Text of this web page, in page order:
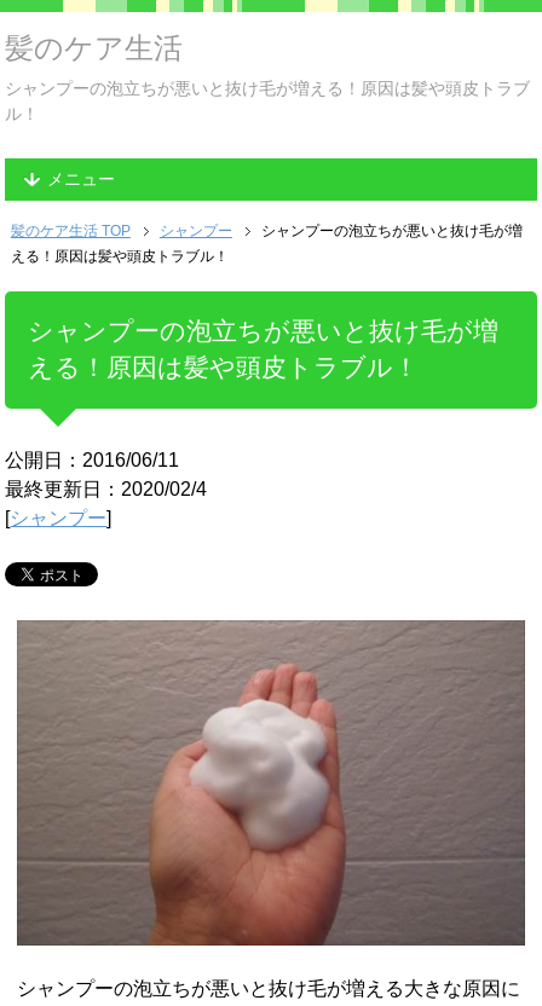
髪のケア生活
シャンプーの泡立ちが悪いと抜け毛が増える！原因は髪や頭皮トラブ
ル！
メニュー
髪のケア生活 TOP シャンプー
シャンプーの泡立ちが悪いと抜け毛が増
える！原因は髪や頭皮トラブル！
シャンプーの泡立ちが悪いと抜け毛が増
える！原因は髪や頭皮トラブル！
公開日：2016/06/11
最終更新日：2020/02/4
[シャンプー]
シャンプーの泡立ちが悪いと抜け毛が増える大きな原因に